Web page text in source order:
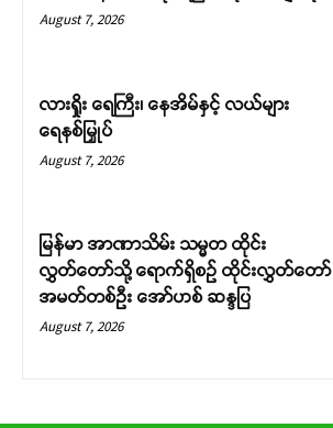
August 7, 2026
လားရှိုး ရေကြီး၊ နေအိမ်နှင့် လယ်များ
ရေနစ်မြှုပ်
August 7, 2026
မြန်မာ အာဏာသိမ်း သမ္မတ ထိုင်း
လွှတ်တော်သို့ ရောက်ရှိစဉ် ထိုင်းလွှတ်တော်
အမတ်တစ်ဦး အော်ဟစ် ဆန္ဒပြ
August 7, 2026